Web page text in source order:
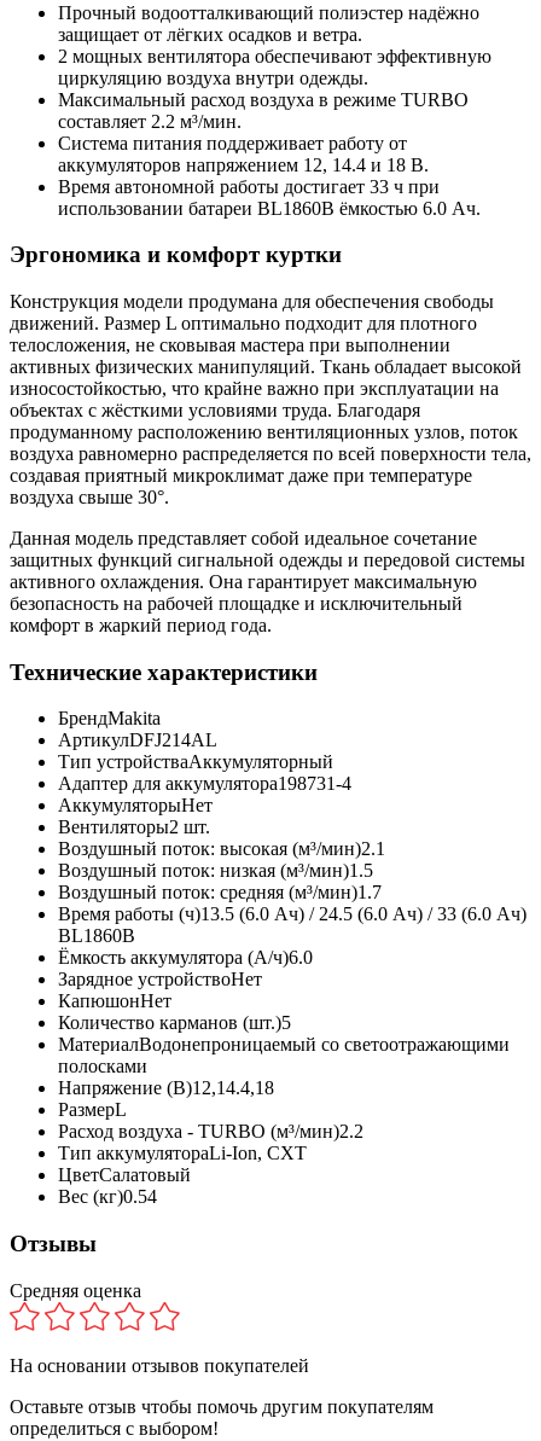
Прочный водоотталкивающий полиэстер надёжно
защищает от лёгких осадков и ветра.
2 мощных вентилятора обеспечивают эффективную
циркуляцию воздуха внутри одежды.
Максимальный расход воздуха в режиме TURBO
составляет 2.2 м³/мин.
Система питания поддерживает работу от
аккумуляторов напряжением 12, 14.4 и 18 В.
Время автономной работы достигает 33 ч при
использовании батареи BL1860B ёмкостью 6.0 Ач.
Эргономика и комфорт куртки
Конструкция модели продумана для обеспечения свободы
движений. Размер L оптимально подходит для плотного
телосложения, не сковывая мастера при выполнении
активных физических манипуляций. Ткань обладает высокой
износостойкостью, что крайне важно при эксплуатации на
объектах с жёсткими условиями труда. Благодаря
продуманному расположению вентиляционных узлов, поток
воздуха равномерно распределяется по всей поверхности тела,
создавая приятный микроклимат даже при температуре
воздуха свыше 30°.
Данная модель представляет собой идеальное сочетание
защитных функций сигнальной одежды и передовой системы
активного охлаждения. Она гарантирует максимальную
безопасность на рабочей площадке и исключительный
комфорт в жаркий период года.
Технические характеристики
БрендMakita
АртикулDFJ214AL
Тип устройстваАккумуляторный
Адаптер для аккумулятора198731-4
АккумуляторыНет
Вентиляторы2 шт.
Воздушный поток: высокая (м³/мин)2.1
Воздушный поток: низкая (м³/мин)1.5
Воздушный поток: средняя (м³/мин)1.7
Время работы (ч)13.5 (6.0 Ач) / 24.5 (6.0 Ач) / 33 (6.0 Ач)
BL1860B
Ёмкость аккумулятора (А/ч)6.0
Зарядное устройствоНет
КапюшонНет
Количество карманов (шт.)5
МатериалВодонепроницаемый cо светоотражающими
полосками
Напряжение (В)12,14.4,18
РазмерL
Расход воздуха - TURBO (м³/мин)2.2
Тип аккумулятораLi-Ion, CXT
ЦветСалатовый
Вес (кг)0.54
Отзывы
Средняя оценка
На основании отзывов покупателей
Оставьте отзыв чтобы помочь другим покупателям
определиться с выбором!